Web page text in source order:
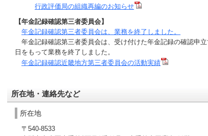
行政評価局の組織再編のお知らせ
【年金記録確認第三者委員会】
年金記録確認第三者委員会は、業務を終了しました。
年金記録確認第三者委員会は、受け付けた年金記録の確認申
日をもって業務を終了しました。
年金記録確認近畿地方第三者委員会の活動実績
所在地・連絡先など
所在地
〒540‐8533